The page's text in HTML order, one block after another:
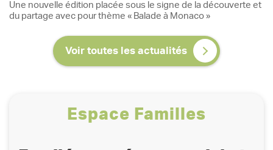
Une nouvelle édition placée sous le signe de la découverte et
du partage avec pour thème « Balade à Monaco »
Voir toutes les actualités
Espace Familles